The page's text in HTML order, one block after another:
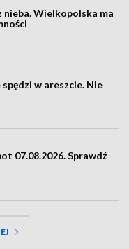
nieba. Wielkopolska ma
w areszcie. Nie
07.08.2026. Sprawdź